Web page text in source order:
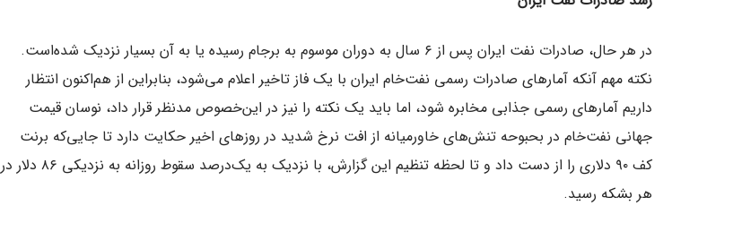
در هر حال، صادرات نفت ایران پس از ۶ سال به دوران موسوم به برجام رسیده یا به آن بسیار نزدیک شده‌است.
نکته مهم آنکه آمار‌های صادرات رسمی نفت‌خام ایران با یک فاز تاخیر اعلام می‌شود، بنابراین از هم‌اکنون انتظار
داریم آمار‌های رسمی جذابی مخابره شود، اما باید یک نکته را نیز در این‌خصوص مدنظر قرار داد، نوسان قیمت
جهانی نفت‌خام در بحبوحه تنش‌های خاورمیانه از افت نرخ شدید در روز‌های اخیر حکایت دارد تا جایی‌که برنت
کف ۹۰ دلاری را از دست داد و تا لحظه تنظیم این گزارش، با نزدیک به یک‌درصد سقوط روزانه به نزدیکی ۸۶ دلار در
هر بشکه رسید.